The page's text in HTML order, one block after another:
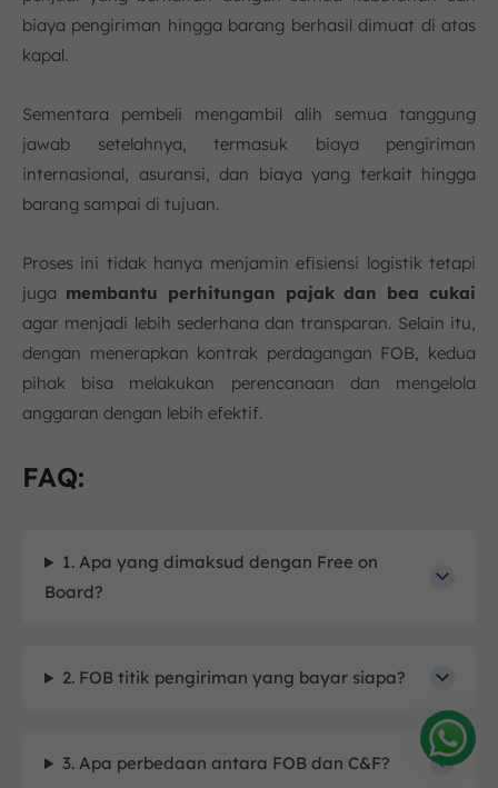
biaya pengiriman hingga barang berhasil dimuat di atas
kapal.
Sementara pembeli mengambil alih semua tanggung
jawab setelahnya, termasuk biaya pengiriman
internasional, asuransi, dan biaya yang terkait hingga
barang sampai di tujuan.
Proses ini tidak hanya menjamin efisiensi logistik tetapi
juga membantu perhitungan pajak dan bea cukai
agar menjadi lebih sederhana dan transparan. Selain itu,
dengan menerapkan kontrak perdagangan FOB, kedua
pihak bisa melakukan perencanaan dan mengelola
anggaran dengan lebih efektif.
FAQ:
1. Apa yang dimaksud dengan Free on
Board?
2. FOB titik pengiriman yang bayar siapa?
3. Apa perbedaan antara FOB dan C&F?